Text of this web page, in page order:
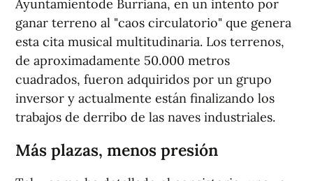
Ayuntamientode Burriana, en un intento por
ganar terreno al "caos circulatorio" que genera
esta cita musical multitudinaria. Los terrenos,
de aproximadamente 50.000 metros
cuadrados, fueron adquiridos por un grupo
inversor y actualmente están finalizando los
trabajos de derribo de las naves industriales.
Más plazas, menos presión